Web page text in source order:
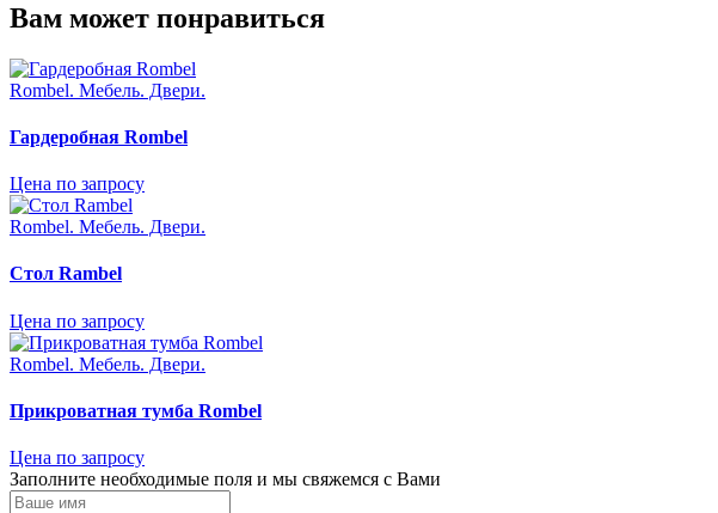
Вам может понравиться
Rombel. Mебель. Двери.
Гардеробная Rombel
Цена по запросу
Rombel. Mебель. Двери.
Стол Rambel
Цена по запросу
Rombel. Mебель. Двери.
Прикроватная тумба Rombel
Цена по запросу
Заполните необходимые поля и мы свяжемся с Вами